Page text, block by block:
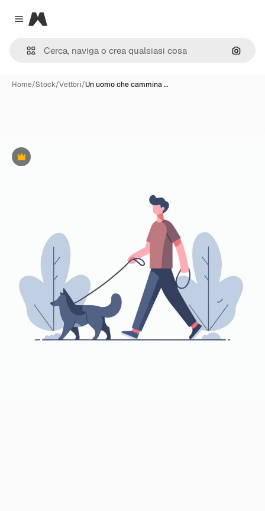
Close menu
Magnific
Cerca
Home/Stock/Vettori/Un uomo che cammina …
Premium